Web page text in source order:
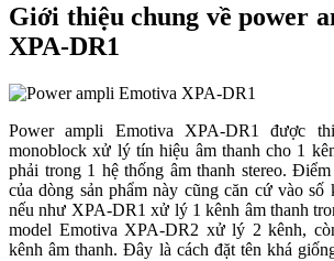
Giới thiệu chung về power
XPA-DR1
Power ampli Emotiva XPA-DR1 được
monoblock xử lý tín hiệu âm thanh cho 1
phải trong 1 hệ thống âm thanh stereo.
của dòng sản phẩm này cũng căn cứ vào
nếu như XPA-DR1 xử lý 1 kênh âm thanh
model Emotiva XPA-DR2 xử lý 2 kênh,
kênh âm thanh. Đây là cách đặt tên khá